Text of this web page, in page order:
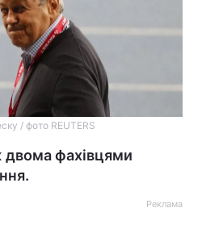
/ фото REUTERS
двома фахівцями
Реклама